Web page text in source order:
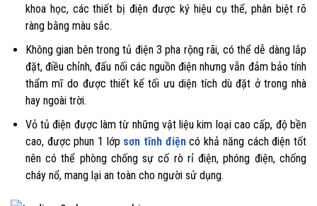
khoa học, các thiết bị điện được ký hiệu cụ thể, phân biệt rõ
ràng bằng màu sắc.
Không gian bên trong tủ điện 3 pha rộng rãi, có thể dễ dàng lắp
đặt, điều chỉnh, đấu nối các nguồn điện nhưng vẫn đảm bảo tính
thẩm mĩ do được thiết kế tối ưu diện tích dù đặt ở trong nhà
hay ngoài trời.
Vỏ tủ điện được làm từ những vật liệu kim loại cao cấp, độ bền
cao, được phun 1 lớp sơn tĩnh điệncó khả năng cách điện tốt
nên có thể phòng chống sự cố rò rỉ điện, phóng điện, chống
cháy nổ, mang lại an toàn cho người sử dụng.